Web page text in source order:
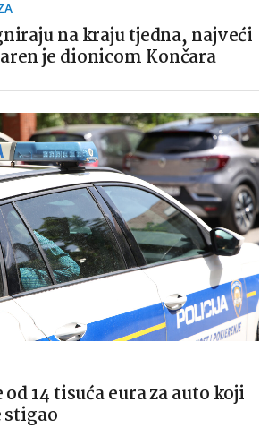
na kraju tjedna, najveći
je dionicom Končara
14 tisuća eura za auto koji